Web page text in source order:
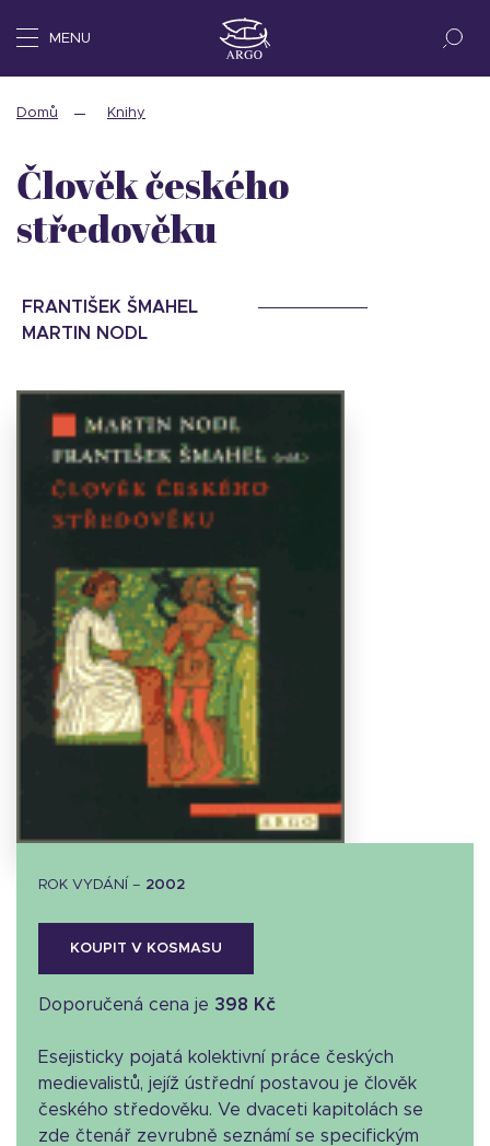
MENU
Domů Knihy
Člověk českého
středověku
FRANTIŠEK ŠMAHEL
MARTIN NODL
ROK VYDÁNÍ – 2002
KOUPIT V KOSMASU
Doporučená cena je 398 Kč
Esejisticky pojatá kolektivní práce českých
medievalistů, jejíž ústřední postavou je člověk
českého středověku. Ve dvaceti kapitolách se
zde čtenář zevrubně seznámí se specifickým